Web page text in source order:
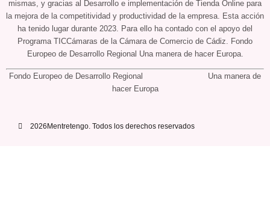
mismas, y gracias al Desarrollo e implementación de Tienda Online para
la mejora de la competitividad y productividad de la empresa. Esta acción
ha tenido lugar durante 2023. Para ello ha contado con el apoyo del
Programa TICCámaras de la Cámara de Comercio de Cádiz. Fondo
Europeo de Desarrollo Regional Una manera de hacer Europa.
Fondo Europeo de Desarrollo Regional Una manera de
hacer Europa
2026Mentretengo. Todos los derechos reservados